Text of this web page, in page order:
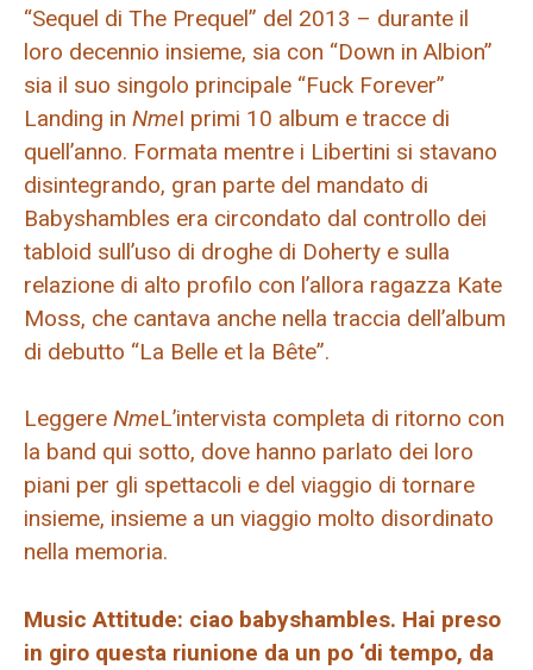
“Sequel di The Prequel” del 2013 – durante il
loro decennio insieme, sia con “Down in Albion”
sia il suo singolo principale “Fuck Forever”
Landing in NmeI primi 10 album e tracce di
quell’anno. Formata mentre i Libertini si stavano
disintegrando, gran parte del mandato di
Babyshambles era circondato dal controllo dei
tabloid sull’uso di droghe di Doherty e sulla
relazione di alto profilo con l’allora ragazza Kate
Moss, che cantava anche nella traccia dell’album
di debutto “La Belle et la Bête”.
Leggere NmeL’intervista completa di ritorno con
la band qui sotto, dove hanno parlato dei loro
piani per gli spettacoli e del viaggio di tornare
insieme, insieme a un viaggio molto disordinato
nella memoria.
Music Attitude: ciao babyshambles. Hai preso
in giro questa riunione da un po ‘di tempo, da